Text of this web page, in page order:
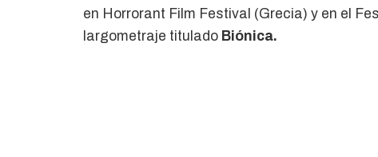
en Horrorant Film Festival (Grecia) y en el
largometraje titulado Biónica.